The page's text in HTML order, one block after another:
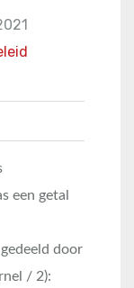
een getal
door
/ 2):